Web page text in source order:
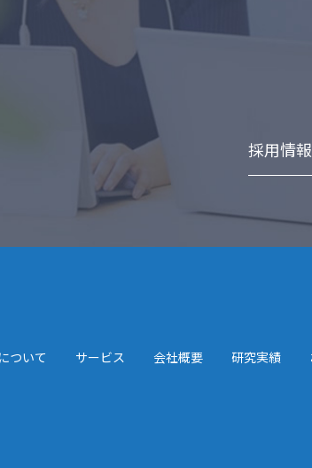
採⽤情
ついて サービス 会社概要 研究実績